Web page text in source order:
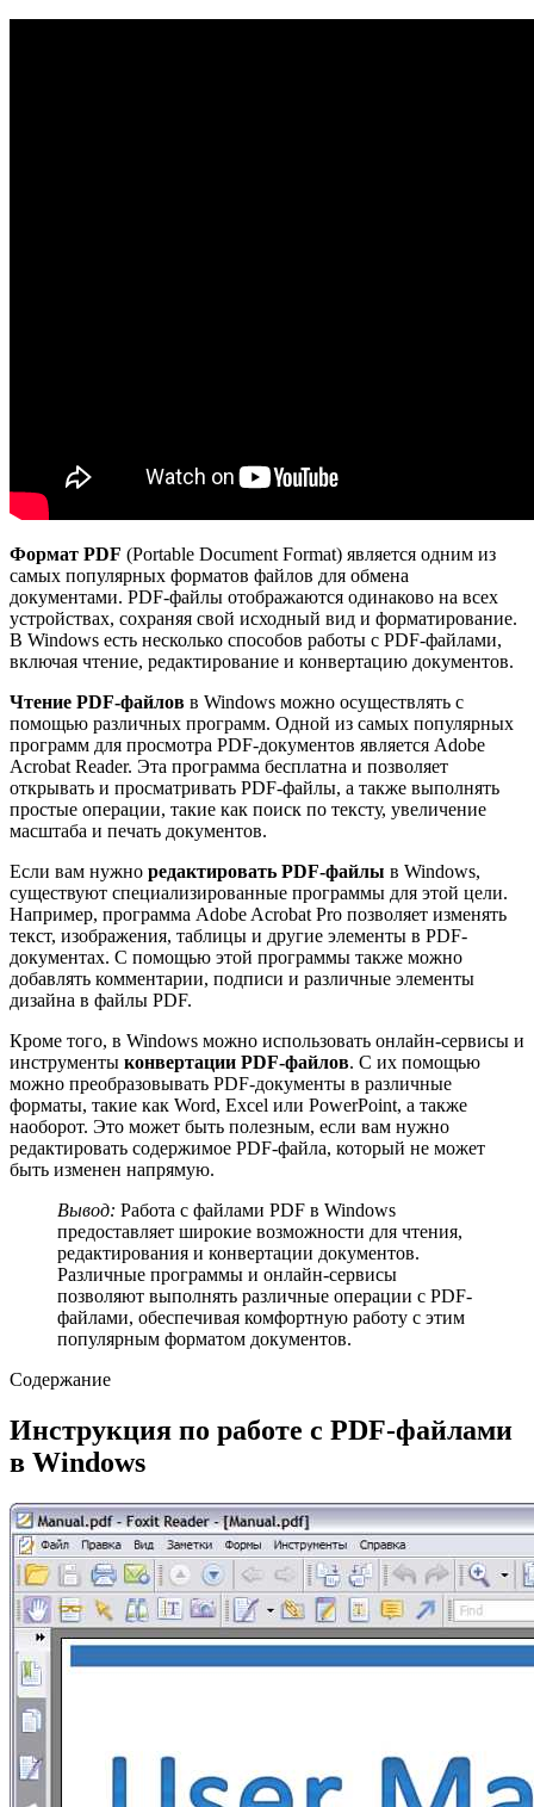
Формат PDF (Portable Document Format) является одним из
самых популярных форматов файлов для обмена
документами. PDF-файлы отображаются одинаково на всех
устройствах, сохраняя свой исходный вид и форматирование.
В Windows есть несколько способов работы с PDF-файлами,
включая чтение, редактирование и конвертацию документов.
Чтение PDF-файлов в Windows можно осуществлять с
помощью различных программ. Одной из самых популярных
программ для просмотра PDF-документов является Adobe
Acrobat Reader. Эта программа бесплатна и позволяет
открывать и просматривать PDF-файлы, а также выполнять
простые операции, такие как поиск по тексту, увеличение
масштаба и печать документов.
Если вам нужно редактировать PDF-файлы в Windows,
существуют специализированные программы для этой цели.
Например, программа Adobe Acrobat Pro позволяет изменять
текст, изображения, таблицы и другие элементы в PDF-
документах. С помощью этой программы также можно
добавлять комментарии, подписи и различные элементы
дизайна в файлы PDF.
Кроме того, в Windows можно использовать онлайн-сервисы и
инструменты конвертации PDF-файлов. С их помощью
можно преобразовывать PDF-документы в различные
форматы, такие как Word, Excel или PowerPoint, а также
наоборот. Это может быть полезным, если вам нужно
редактировать содержимое PDF-файла, который не может
быть изменен напрямую.
Вывод: Работа с файлами PDF в Windows
предоставляет широкие возможности для чтения,
редактирования и конвертации документов.
Различные программы и онлайн-сервисы
позволяют выполнять различные операции с PDF-
файлами, обеспечивая комфортную работу с этим
популярным форматом документов.
Содержание
Инструкция по работе с PDF-файлами
в Windows